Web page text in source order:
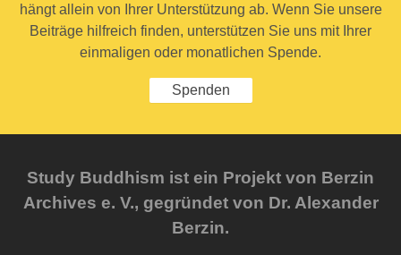
hängt allein von Ihrer Unterstützung ab. Wenn Sie unsere
Beiträge hilfreich finden, unterstützen Sie uns mit Ihrer
einmaligen oder monatlichen Spende.
Spenden
Study Buddhism ist ein Projekt von Berzin
Archives e. V., gegründet von Dr. Alexander
Berzin.